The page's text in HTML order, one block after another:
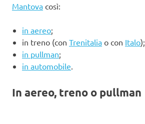
Mantova così:
in aereo;
in treno (con Trenitalia o con Italo);
in pullman;
in automobile
In aereo, treno o pullman